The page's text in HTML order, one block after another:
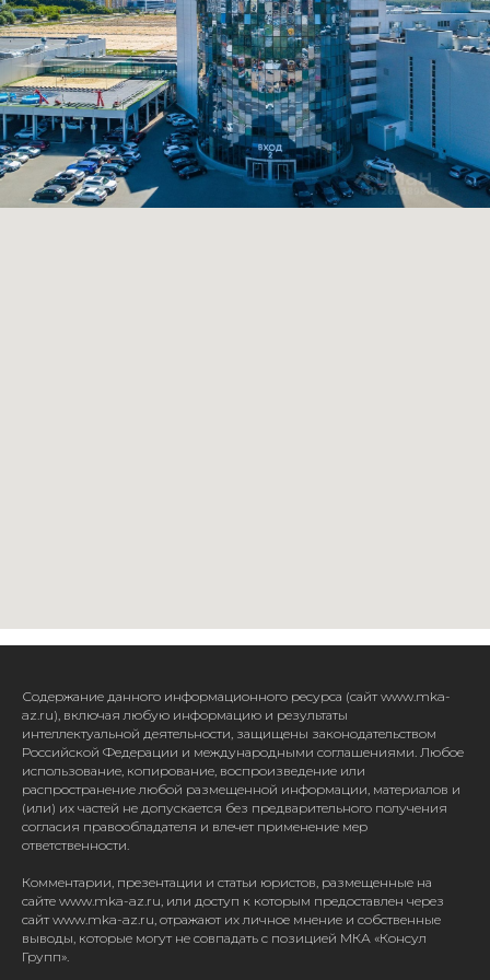
Содержание данного информационного ресурса (сайт www.mka-
az.ru), включая любую информацию и результаты
интеллектуальной деятельности, защищены законодательством
Российской Федерации и международными соглашениями. Любое
использование, копирование, воспроизведение или
распространение любой размещенной информации, материалов и
(или) их частей не допускается без предварительного получения
согласия правообладателя и влечет применение мер
ответственности.
Комментарии, презентации и статьи юристов, размещенные на
сайте www.mka-az.ru, или доступ к которым предоставлен через
сайт www.mka-az.ru, отражают их личное мнение и собственные
выводы, которые могут не совпадать с позицией МКА «Консул
Групп».